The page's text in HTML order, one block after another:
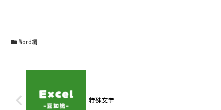
Word編
特殊文字